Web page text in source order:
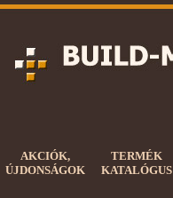
AKCIÓK,
ÚJDONSÁGOK
TERMÉK
KATALÓGUS